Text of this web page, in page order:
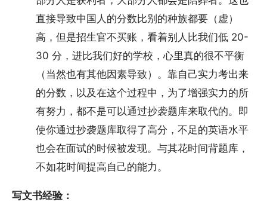
直接导致中国人的分数比别的种族都要（虚）
高，但是招生官不买账，看着别人比我们低 20-
30 分，进比我们好的学校，心里真的很不平衡
（当然也有其他因素导致）。靠自己实力考出来
的分数，以及在这个过程中，为了增强实力的所
有努力，都不是可以通过抄袭题库来取代的。即
使你通过抄袭题库取得了高分，不足的英语水平
也会在面试的时候被发现。与其花时间背题库，
不如花时间提高自己的能力。
写文书经验：